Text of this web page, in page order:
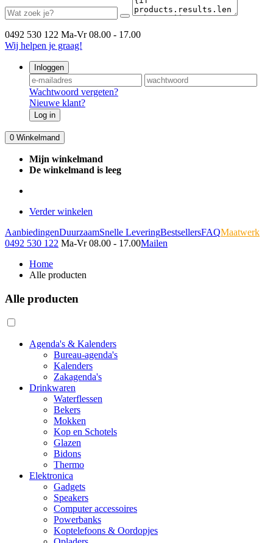
0492 530 122 Ma-Vr 08.00 - 17.00
Wij helpen je graag!
Inloggen
Wachtwoord vergeten?
Nieuwe klant?
Log in
0 Winkelmand
Mijn winkelmand
De winkelmand is leeg
Verder winkelen
AanbiedingenDuurzaamSnelle LeveringBestsellersFAQMaatwerk
0492 530 122 Ma-Vr 08.00 - 17.00Mailen
Home
Alle producten
Alle producten
Agenda's & Kalenders
Bureau-agenda's
Kalenders
Zakagenda's
Drinkwaren
Waterflessen
Bekers
Mokken
Kop en Schotels
Glazen
Bidons
Thermo
Elektronica
Gadgets
Speakers
Computer accessoires
Powerbanks
Koptelefoons & Oordopjes